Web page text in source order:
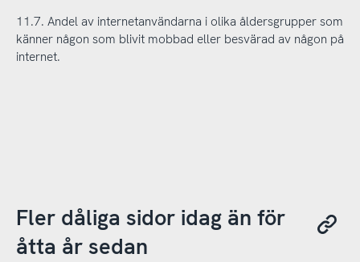
11.7. Andel av internetanvändarna i olika åldersgrupper som
känner någon som blivit mobbad eller besvärad av någon på
internet.
Fler dåliga sidor idag än för
åtta år sedan